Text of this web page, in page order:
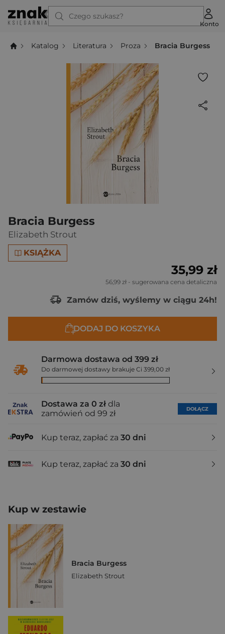
Czego szukasz?
Konto
Katalog Literatura Proza Bracia Burgess
Bracia Burgess
Elizabeth Strout
KSIĄŻKA
35,99 zł
56,99 zł - sugerowana cena detaliczna
Zamów dziś, wyślemy w ciągu 24h!
DODAJ DO KOSZYKA
Darmowa dostawa od 399 zł
Do darmowej dostawy brakuje Ci 399,00 zł
Dostawa za 0 zł dla
zamówień od 99 zł
DOŁĄCZ
Kup teraz, zapłać za 30 dni
Kup teraz, zapłać za 30 dni
Kup w zestawie
Bracia Burgess
Elizabeth Strout